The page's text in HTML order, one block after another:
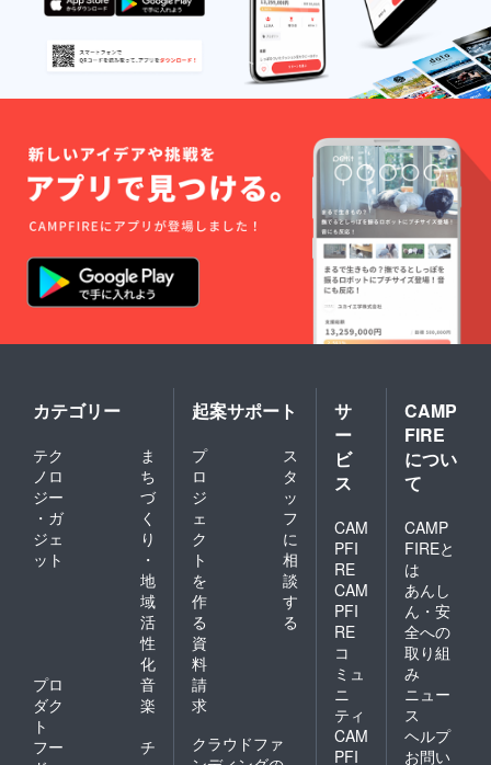
カテゴリー
テク
ノロ
ジー
・ガ
ジェ
ット
ま
ち
づ
く
り
・
地
域
活
性
化
プロ
ダク
ト
音
楽
フー
チ
起案サポート
プ
ロ
ジ
ェ
ク
ト
を
作
る
ス
タ
ッ
フ
に
相
談
す
る
資
料
請
求
クラウドファ
サ
ー
ビ
ス
CAM
PFI
RE
CAM
PFI
RE
コ
ミュ
ニ
ティ
CAM
PFI
CAMP
FIRE
につい
て
CAMP
FIREと
は
あんし
ん・安
全への
取り組
み
ニュー
ス
ヘルプ
お問い